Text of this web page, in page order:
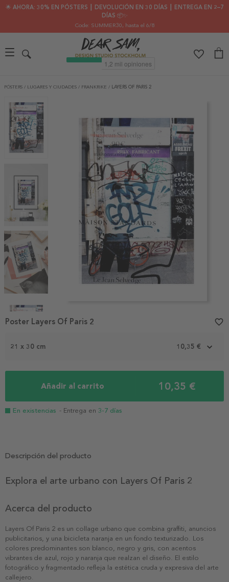
🌟 AHORA: 30% EN PÓSTERS ┃ DEVOLUCIÓN EN 30 DÍAS ┃ ENTREGA EN 2–7
DÍAS 📦✨
Code: SUMMER30, hasta el 6/8
PÓSTERS / LUGARES Y CIUDADES / FRANKRIKE / LAYERS OF PARIS 2
1
21 x 30 cm 10,35 €
Añadir al carrito 10,35 €
En existencias - Entrega en 3-7 días
Poster Layers Of Paris 2 favorite_border
Descripción del producto
Explora el arte urbano con Layers Of Paris 2
Acerca del producto
Layers Of Paris 2 es un collage urbano que combina graffiti, anuncios
publicitarios, y una bicicleta naranja en un fondo texturizado. Los
colores predominantes son blanco, negro y gris, con acentos
vibrantes de azul, rojo y naranja que realzan el diseño. El estilo
fotográfico y fragmentado refleja la estética cruda y expresiva del arte
callejero.